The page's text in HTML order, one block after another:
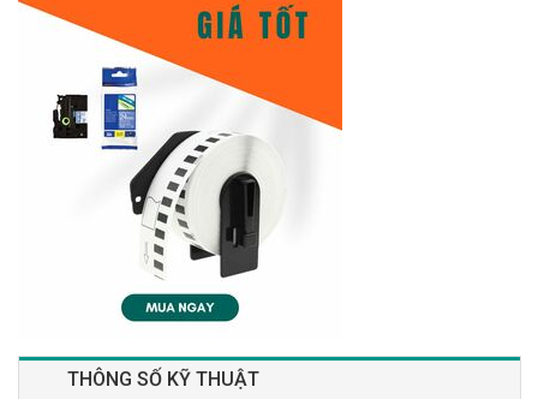
THÔNG SỐ KỸ THUẬT